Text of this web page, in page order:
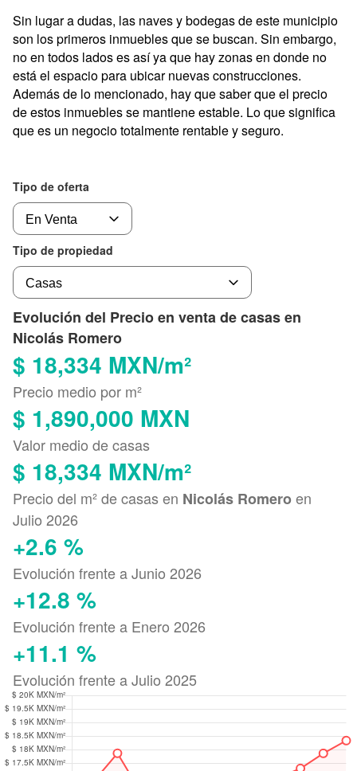
Sin lugar a dudas, las naves y bodegas de este municipio
son los primeros inmuebles que se buscan. Sin embargo,
no en todos lados es así ya que hay zonas en donde no
está el espacio para ubicar nuevas construcciones.
Además de lo mencionado, hay que saber que el precio
de estos inmuebles se mantiene estable. Lo que significa
que es un negocio totalmente rentable y seguro.
Tipo de oferta
Tipo de propiedad
Evolución del Precio en venta de casas en
Nicolás Romero
$ 18,334 MXN/m²
Precio medio por m²
$ 1,890,000 MXN
Valor medio de casas
$ 18,334 MXN/m²
Precio del m² de casas en Nicolás Romero en
Julio 2026
+2.6 %
Evolución frente a Junio 2026
+12.8 %
Evolución frente a Enero 2026
+11.1 %
Evolución frente a Julio 2025